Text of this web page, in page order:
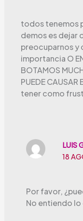
todos tenemos
demos es dejar
preocuparnos y
importancia O
BOTAMOS
PUEDE
tener como
LUIS
18
Por favor,
No entiendo lo